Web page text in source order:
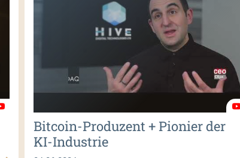
Bitcoin-Produzent + Pionier der
KI-Industrie